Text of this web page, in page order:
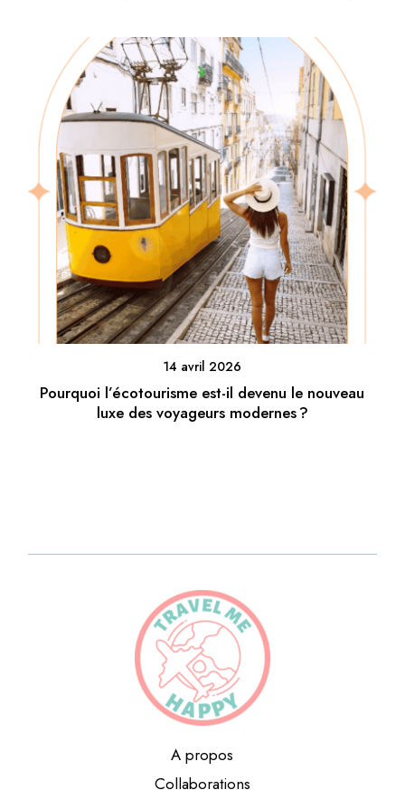
14 avril 2026
Pourquoi l’écotourisme est-il devenu le nouveau
luxe des voyageurs modernes ?
A propos
Collaborations